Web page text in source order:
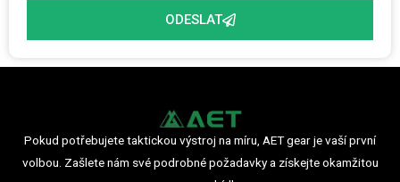
ODESLAT
Pokud potřebujete taktickou výstroj na míru, AET gear je vaší první
volbou. Zašlete nám své podrobné požadavky a získejte okamžitou